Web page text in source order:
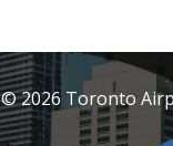
© 2026 Toronto